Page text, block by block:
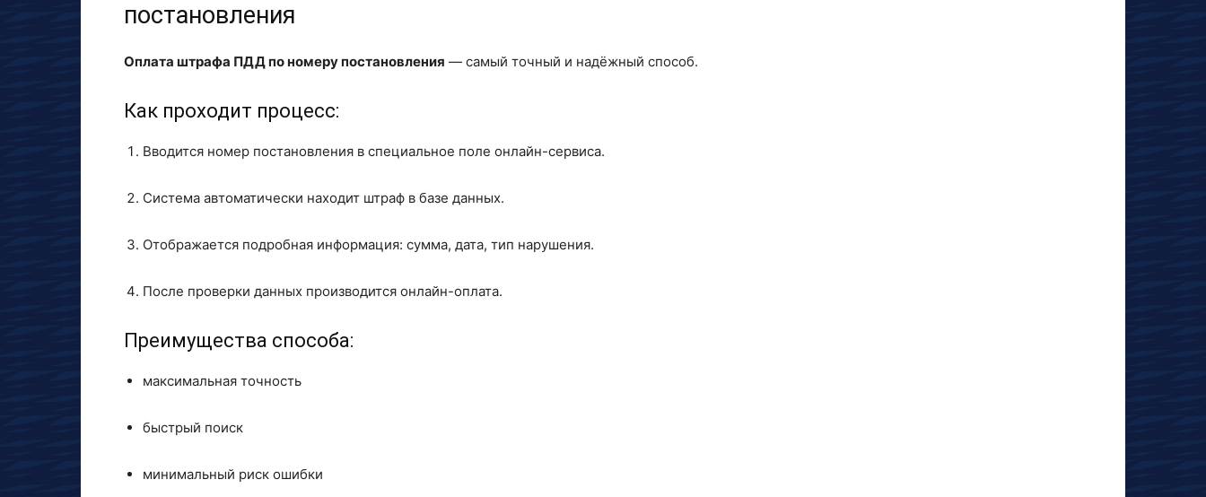
постановления
Оплата штрафа ПДД по номеру постановления — самый точный и надёжный способ.
Как проходит процесс:
Вводится номер постановления в специальное поле онлайн-сервиса.
Система автоматически находит штраф в базе данных.
Отображается подробная информация: сумма, дата, тип нарушения.
После проверки данных производится онлайн-оплата.
Преимущества способа:
максимальная точность
быстрый поиск
минимальный риск ошибки